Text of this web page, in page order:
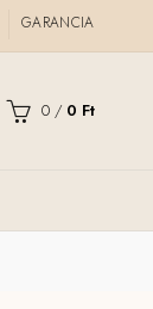
GARANCIA
0 / 0 Ft